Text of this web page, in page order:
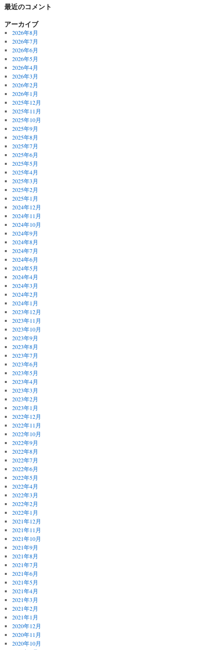
最近のコメント
アーカイブ
2026年8月
2026年7月
2026年6月
2026年5月
2026年4月
2026年3月
2026年2月
2026年1月
2025年12月
2025年11月
2025年10月
2025年9月
2025年8月
2025年7月
2025年6月
2025年5月
2025年4月
2025年3月
2025年2月
2025年1月
2024年12月
2024年11月
2024年10月
2024年9月
2024年8月
2024年7月
2024年6月
2024年5月
2024年4月
2024年3月
2024年2月
2024年1月
2023年12月
2023年11月
2023年10月
2023年9月
2023年8月
2023年7月
2023年6月
2023年5月
2023年4月
2023年3月
2023年2月
2023年1月
2022年12月
2022年11月
2022年10月
2022年9月
2022年8月
2022年7月
2022年6月
2022年5月
2022年4月
2022年3月
2022年2月
2022年1月
2021年12月
2021年11月
2021年10月
2021年9月
2021年8月
2021年7月
2021年6月
2021年5月
2021年4月
2021年3月
2021年2月
2021年1月
2020年12月
2020年11月
2020年10月